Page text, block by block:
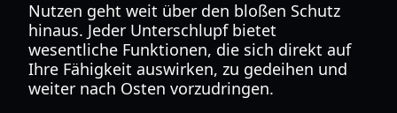
Nutzen geht weit über den bloßen Schutz
hinaus. Jeder Unterschlupf bietet
wesentliche Funktionen, die sich direkt auf
Ihre Fähigkeit auswirken, zu gedeihen und
weiter nach Osten vorzudringen.